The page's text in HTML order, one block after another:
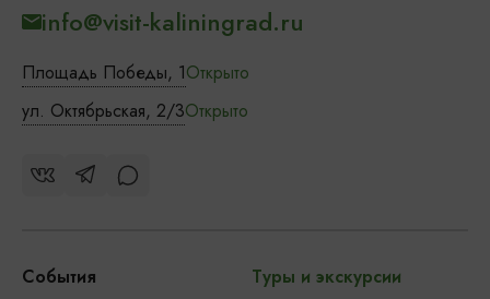
Площадь Победы, 1Открыто
ул. Октябрьская, 2/3Открыто
info@visit-kaliningrad.ru
События
Туры и экскурсии